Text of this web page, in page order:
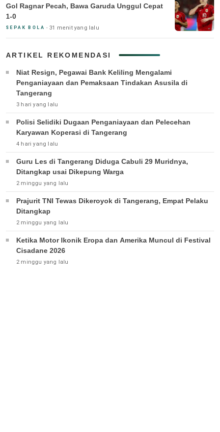
Gol Ragnar Pecah, Bawa Garuda Unggul Cepat
1-0
SEPAK BOLA 31 menit yang lalu
ARTIKEL REKOMENDASI
Niat Resign, Pegawai Bank Keliling Mengalami
Penganiayaan dan Pemaksaan Tindakan Asusila di
Tangerang
3 hari yang lalu
Polisi Selidiki Dugaan Penganiayaan dan Pelecehan
Karyawan Koperasi di Tangerang
4 hari yang lalu
Guru Les di Tangerang Diduga Cabuli 29 Muridnya,
Ditangkap usai Dikepung Warga
2 minggu yang lalu
Prajurit TNI Tewas Dikeroyok di Tangerang, Empat Pelaku
Ditangkap
2 minggu yang lalu
Ketika Motor Ikonik Eropa dan Amerika Muncul di Festival
Cisadane 2026
2 minggu yang lalu